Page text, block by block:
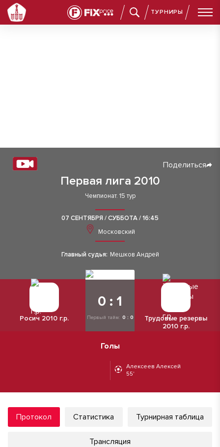
ТУРНИРЫ
Первая лига 2010
Поделиться
Чемпионат. 15 тур
07 СЕНТЯБРЯ / СУББОТА / 16:45
Московский
Главный судья: Мешков Андрей
Росич 2010 г.р.
0 : 1
Первый тайм: 0 : 0
Трудовые резервы
2010 г.р.
Голы
Алексеев Алексей
55'
Протокол Статистика Турнирная таблица
Трансляция